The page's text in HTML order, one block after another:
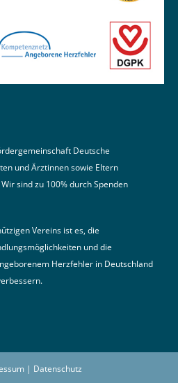
Deutsche
und Ärztinnen sowie Eltern
sind zu 100% durch Spenden
Vereins ist es, die
und die
Herzfehler in Deutschland
| Datenschutz